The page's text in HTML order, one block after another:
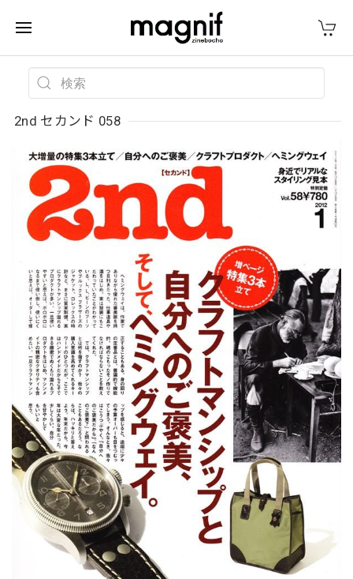
2nd セカンド 058